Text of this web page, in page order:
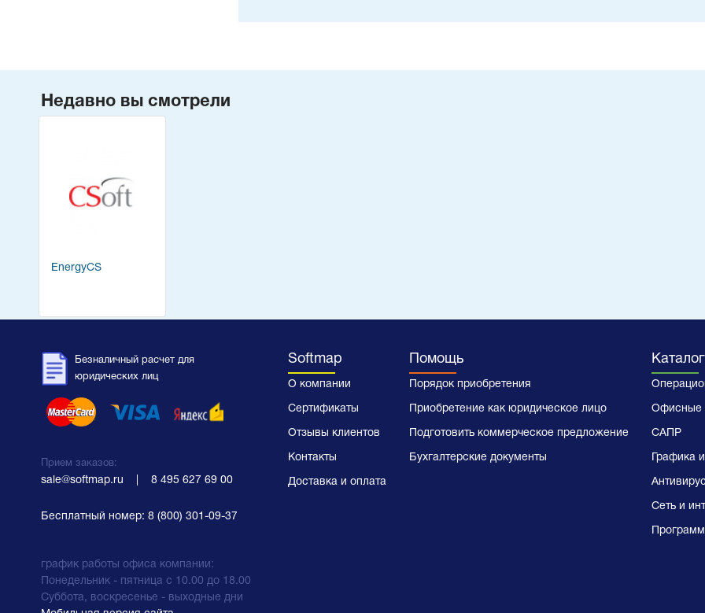
Недавно вы смотрели
EnergyCS
Безналичный расчет для
юридических лиц
Прием заказов:
sale@softmap.ru 8 495 627 69 00
Бесплатный номер: 8 (800) 301-09-37
график работы офиса компании:
Понедельник - пятница с 10.00 до 18.00
Суббота, воскресенье - выходные дни
Softmap
О компании
Сертификаты
Отзывы клиентов
Контакты
Доставка и оплата
Помощь
Порядок приобретения
Приобретение как юридическое лицо
Подготовить коммерческое предложение
Бухгалтерские документы
Каталог
Офисные
САПР
Графика
Сеть и